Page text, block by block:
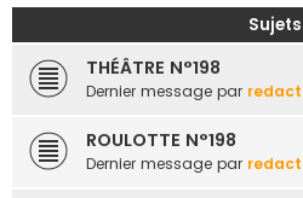
Sujets
THÉÂTRE N°198
Dernier message par
ROULOTTE N°198
Dernier message par